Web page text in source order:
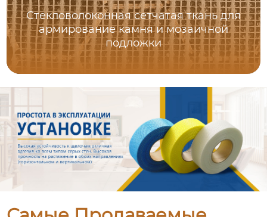
Стекловолоконная сетчатая ткань для
армирование камня и мозаичной
подложки